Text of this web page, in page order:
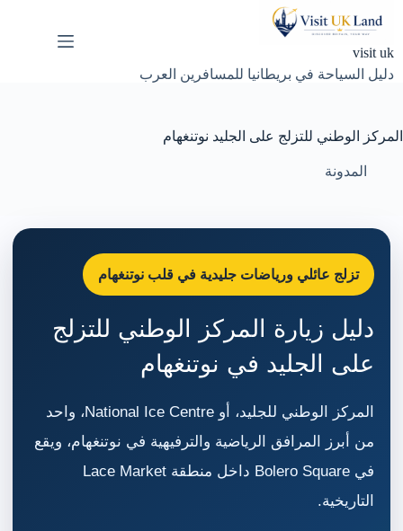
visit uk
دليل السياحة في بريطانيا للمسافرين العرب
المركز الوطني للتزلج على الجليد نوتنغهام
المدونة
تزلج عائلي ورياضات جليدية في قلب نوتنغهام
دليل زيارة المركز الوطني للتزلج
على الجليد في نوتنغهام
المركز الوطني للجليد، أو National Ice Centre، واحد
من أبرز المرافق الرياضية والترفيهية في نوتنغهام، ويقع
في Bolero Square داخل منطقة Lace Market
التاريخية.